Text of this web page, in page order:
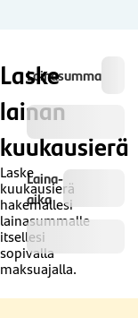
Laske
lainan
kuukausierä
Laske
kuukausierä
hakemallesi
lainasummalle
itsellesi
sopivalla
maksuajalla.
Lainasumma
Laina-
aika